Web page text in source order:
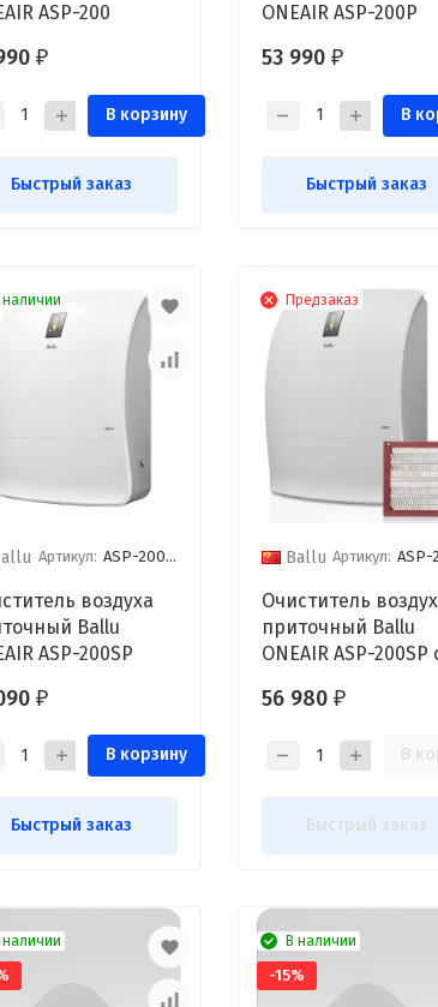
ASP-200
₽
В корзину
Быстрый заказ
ONEAIR ASP-200P
53 990 ₽
В
Быстрый заказ
наличии
Артикул: ASP-200SP
воздуха
Ballu
ASP-200SP
₽
В корзину
Быстрый заказ
Предзаказ
Ballu Артикул: ASP-
Очиститель
приточный Ballu
ONEAIR ASP-200SP
элементом
56 980 ₽
В
Быстрый заказ
наличии
-15%
В наличии